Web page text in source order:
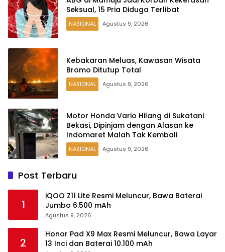
Seksual, 15 Pria Diduga Terlibat
NASIONAL Agustus 9, 2026
Kebakaran Meluas, Kawasan Wisata
Bromo Ditutup Total
NASIONAL Agustus 9, 2026
Motor Honda Vario Hilang di Sukatani
Bekasi, Dipinjam dengan Alasan ke
Indomaret Malah Tak Kembali
NASIONAL Agustus 9, 2026
Post Terbaru
1
iQOO Z11 Lite Resmi Meluncur, Bawa Baterai
Jumbo 6.500 mAh
Agustus 9, 2026
2
Honor Pad X9 Max Resmi Meluncur, Bawa Layar
13 Inci dan Baterai 10.100 mAh